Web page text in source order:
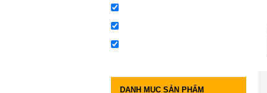
DANH MỤC SẢN PHẨM